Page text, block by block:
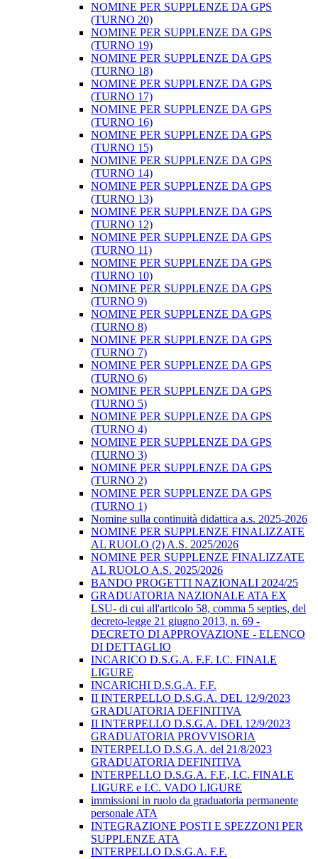
NOMINE PER SUPPLENZE DA GPS
(TURNO 20)
NOMINE PER SUPPLENZE DA GPS
(TURNO 19)
NOMINE PER SUPPLENZE DA GPS
(TURNO 18)
NOMINE PER SUPPLENZE DA GPS
(TURNO 17)
NOMINE PER SUPPLENZE DA GPS
(TURNO 16)
NOMINE PER SUPPLENZE DA GPS
(TURNO 15)
NOMINE PER SUPPLENZE DA GPS
(TURNO 14)
NOMINE PER SUPPLENZE DA GPS
(TURNO 13)
NOMINE PER SUPPLENZE DA GPS
(TURNO 12)
NOMINE PER SUPPLENZE DA GPS
(TURNO 11)
NOMINE PER SUPPLENZE DA GPS
(TURNO 10)
NOMINE PER SUPPLENZE DA GPS
(TURNO 9)
NOMINE PER SUPPLENZE DA GPS
(TURNO 8)
NOMINE PER SUPPLENZE DA GPS
(TURNO 7)
NOMINE PER SUPPLENZE DA GPS
(TURNO 6)
NOMINE PER SUPPLENZE DA GPS
(TURNO 5)
NOMINE PER SUPPLENZE DA GPS
(TURNO 4)
NOMINE PER SUPPLENZE DA GPS
(TURNO 3)
NOMINE PER SUPPLENZE DA GPS
(TURNO 2)
NOMINE PER SUPPLENZE DA GPS
(TURNO 1)
Nomine sulla continuità didattica a.s. 2025-2026
NOMINE PER SUPPLENZE FINALIZZATE
AL RUOLO (2) A.S. 2025/2026
NOMINE PER SUPPLENZE FINALIZZATE
AL RUOLO A.S. 2025/2026
BANDO PROGETTI NAZIONALI 2024/25
GRADUATORIA NAZIONALE ATA EX
LSU- di cui all'articolo 58, comma 5 septies, del
decreto-legge 21 giugno 2013, n. 69 -
DECRETO DI APPROVAZIONE - ELENCO
DI DETTAGLIO
INCARICO D.S.G.A. F.F. I.C. FINALE
LIGURE
INCARICHI D.S.G.A. F.F.
II INTERPELLO D.S.G.A. DEL 12/9/2023
GRADUATORIA DEFINITIVA
II INTERPELLO D.S.G.A. DEL 12/9/2023
GRADUATORIA PROVVISORIA
INTERPELLO D.S.G.A. del 21/8/2023
GRADUATORIA DEFINITIVA
INTERPELLO D.S.G.A. F.F., I.C. FINALE
LIGURE e I.C. VADO LIGURE
immissioni in ruolo da graduatoria permanente
personale ATA
INTEGRAZIONE POSTI E SPEZZONI PER
SUPPLENZE ATA
INTERPELLO D.S.G.A. F.F.